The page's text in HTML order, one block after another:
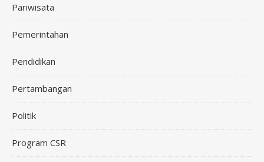
Pariwisata
Pemerintahan
Pendidikan
Pertambangan
Politik
Program CSR